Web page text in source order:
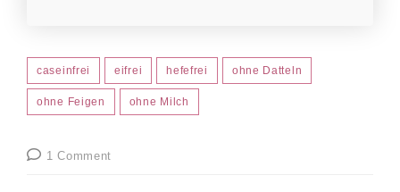
caseinfrei eifrei hefefrei ohne Datteln
ohne Feigen ohne Milch
1 Comment